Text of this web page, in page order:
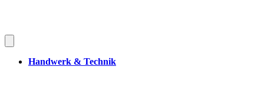
Handwerk & Technik